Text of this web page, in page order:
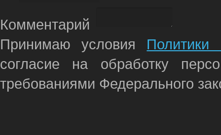
Комментарий
Принимаю условия Политики
согласие на обработку
требованиями Федерального